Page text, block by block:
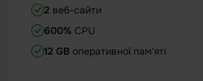
2 веб-сайти
600% CPU
12 GB оперативної пам'яті